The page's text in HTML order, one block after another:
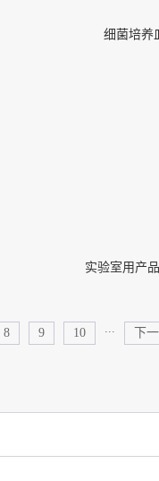
细菌培养
实验室用产
8 9 10 ... 下